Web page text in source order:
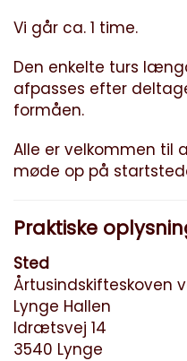
Vi går ca. 1 time.
Den enkelte turs
afpasses efter
formåen.
Alle er velkommen til
møde op på
Praktiske
Sted
Årtusindskifteskoven
Lynge Hallen
Idrætsvej 14
3540 Lynge